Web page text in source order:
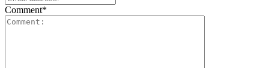
Comment*